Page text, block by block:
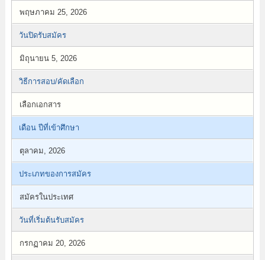
พฤษภาคม 25, 2026
วันปิดรับสมัคร
มิถุนายน 5, 2026
วิธีการสอบ/คัดเลือก
เลือกเอกสาร
เดือน ปีที่เข้าศึกษา
ตุลาคม, 2026
ประเภทของการสมัคร
สมัครในประเทศ
วันที่เริ่มต้นรับสมัคร
กรกฏาคม 20, 2026